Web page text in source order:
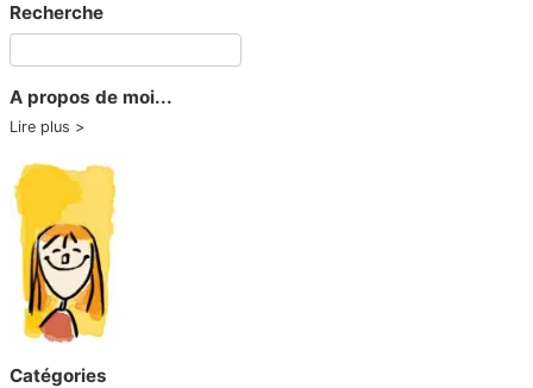
Recherche
A propos de moi...
Lire plus
Catégories